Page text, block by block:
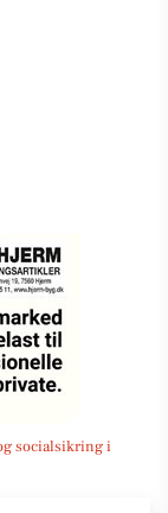
socialsikring i